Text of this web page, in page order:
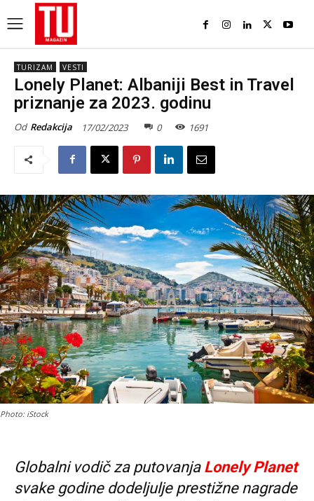
TURIZAM VESTI
Lonely Planet: Albaniji Best in Travel
priznanje za 2023. godinu
Od Redakcija 17/02/2023 0 1691
Photo: iStock
Globalni vodič za putovanja Lonely Planet
svake godine dodeljulje prestižne nagrade